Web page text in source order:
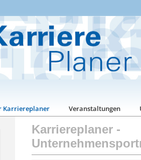
Karriereplaner Veranstaltungen
Karriereplaner -